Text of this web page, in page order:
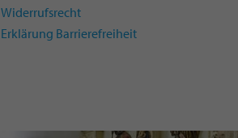
Widerrufsrecht
Erklärung Barrierefreiheit